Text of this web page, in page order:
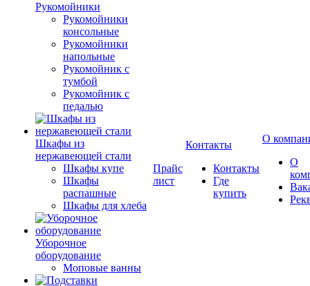
Рукомойники
Рукомойники
консольные
Рукомойники
напольные
Рукомойник с
тумбой
Рукомойник с
педалью
Шкафы из
нержавеющей стали
Шкафы купе
Шкафы
распашные
Шкафы для хлеба
Уборочное
оборудование
Моповые ванны
Прайс
лист
Контакты
Контакты
Где
купить
О
О